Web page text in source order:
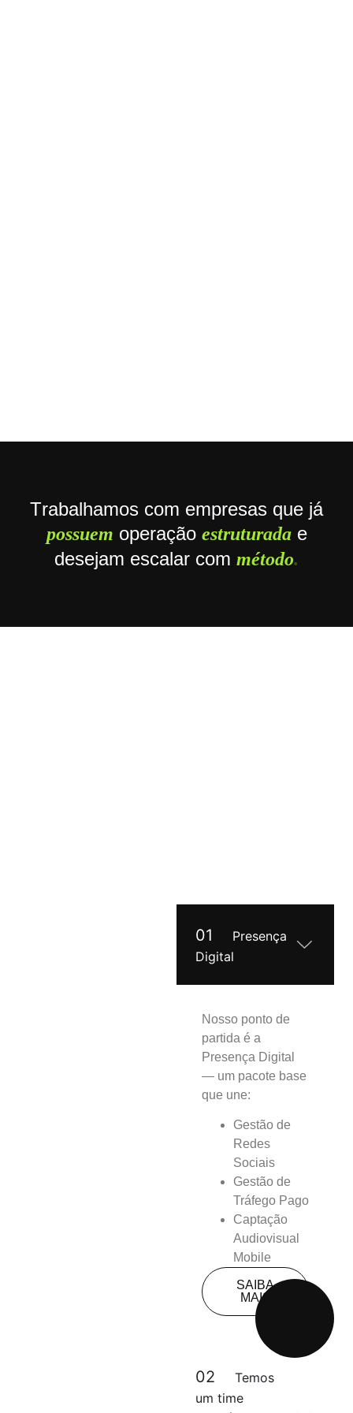
Trabalhamos com empresas que já
possuem operação estruturada e
desejam escalar com método.
01
Presença
Digital
Nosso ponto de
partida é a
Presença Digital
— um pacote base
que une:
Gestão de
Redes
Sociais
Gestão de
Tráfego Pago
Captação
Audiovisual
Mobile
SAIBA
MAIS
02
Temos
um time